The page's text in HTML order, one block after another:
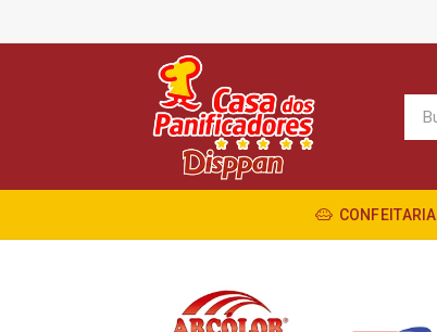
CONFEITARIA